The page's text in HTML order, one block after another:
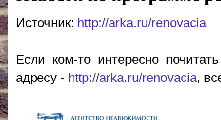
Источник: http://arka.ru/renovacia
Если ком-то интересно
адресу - http://arka.ru/renovacia,